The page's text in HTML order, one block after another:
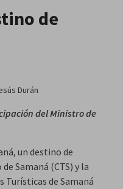
de
Durán
del Ministro de
un destino de
Samaná (CTS) y la
Turísticas de Samaná